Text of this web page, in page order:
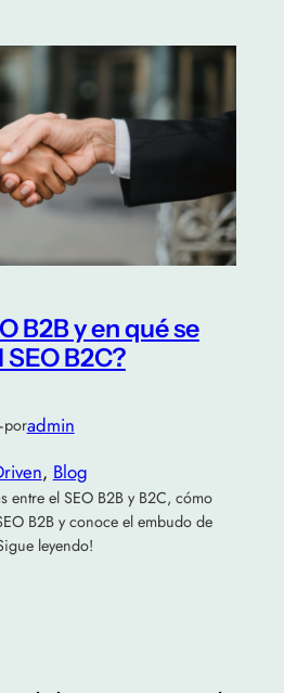
B2B y en qué se
B2C?
poradmin
, Blog
entre el SEO B2B y B2C, cómo
B2B y conoce el embudo de
leyendo!